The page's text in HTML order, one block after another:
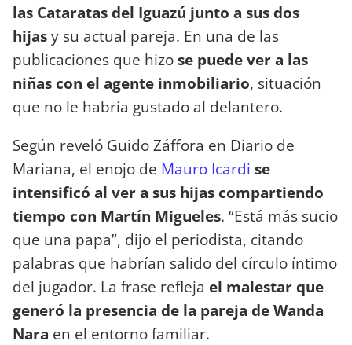
las Cataratas del Iguazú junto a sus dos
hijasy su actual pareja. En una de las
publicaciones que hizose puede ver a las
niñas con el agente inmobiliario, situación
que no le habría gustado al delantero.
Según reveló Guido Záffora en Diario de
Mariana, el enojo de Mauro Icardi se
intensificó al ver a sus hijas compartiendo
tiempo con Martín Migueles. “Está más sucio
que una papa”, dijo el periodista, citando
palabras que habrían salido del círculo íntimo
del jugador. La frase refleja el malestar que
generó la presencia de la pareja de Wanda
Nara en el entorno familiar.